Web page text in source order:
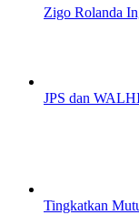
Zigo Rolanda
JPS dan
Tingkatkan